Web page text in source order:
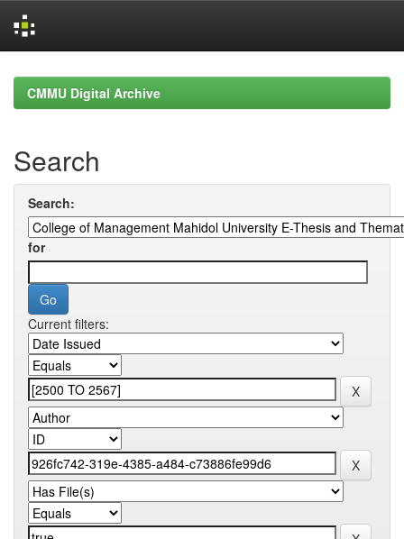
navigationCMMU Digital Archive
Search
Search:
for
Current filters: